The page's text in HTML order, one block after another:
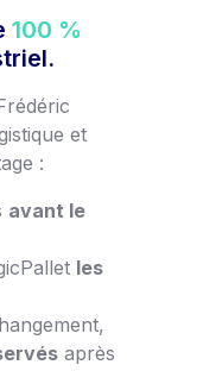
100 %
et
:
avant le
les
après